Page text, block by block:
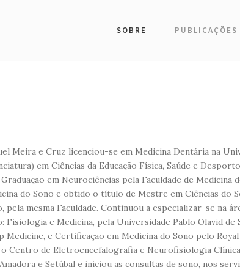
SOBRE PUBLICAÇÕES
Meira e Cruz licenciou-se em Medicina Dentária na
em Ciências da Educação Física, Saúde e
em Neurociências pela Faculdade de
do Sono e obtido o título de Mestre em Ciências do
pela mesma Faculdade. Continuou a especializar-se na
Fisiologia e Medicina, pela Universidade Pablo Olavid
Medicine, e Certificação em Medicina do Sono pelo
Centro de Eletroencefalografia e Neurofisiologia
e Setúbal e iniciou as consultas de sono, nos